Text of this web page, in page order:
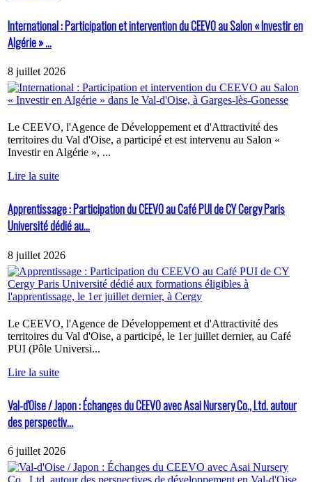
International : Participation et intervention du CEEVO au Salon « Investir en
Algérie » ...
8 juillet 2026
Le CEEVO, l'Agence de Développement et d'Attractivité des
territoires du Val d'Oise, a participé et est intervenu au Salon «
Investir en Algérie », ...
Lire la suite
Apprentissage : Participation du CEEVO au Café PUI de CY Cergy Paris
Université dédié au...
8 juillet 2026
Le CEEVO, l'Agence de Développement et d'Attractivité des
territoires du Val d'Oise, a participé, le 1er juillet dernier, au Café
PUI (Pôle Universi...
Lire la suite
Val-d'Oise / Japon : Échanges du CEEVO avec Asai Nursery Co., Ltd. autour
des perspectiv...
6 juillet 2026